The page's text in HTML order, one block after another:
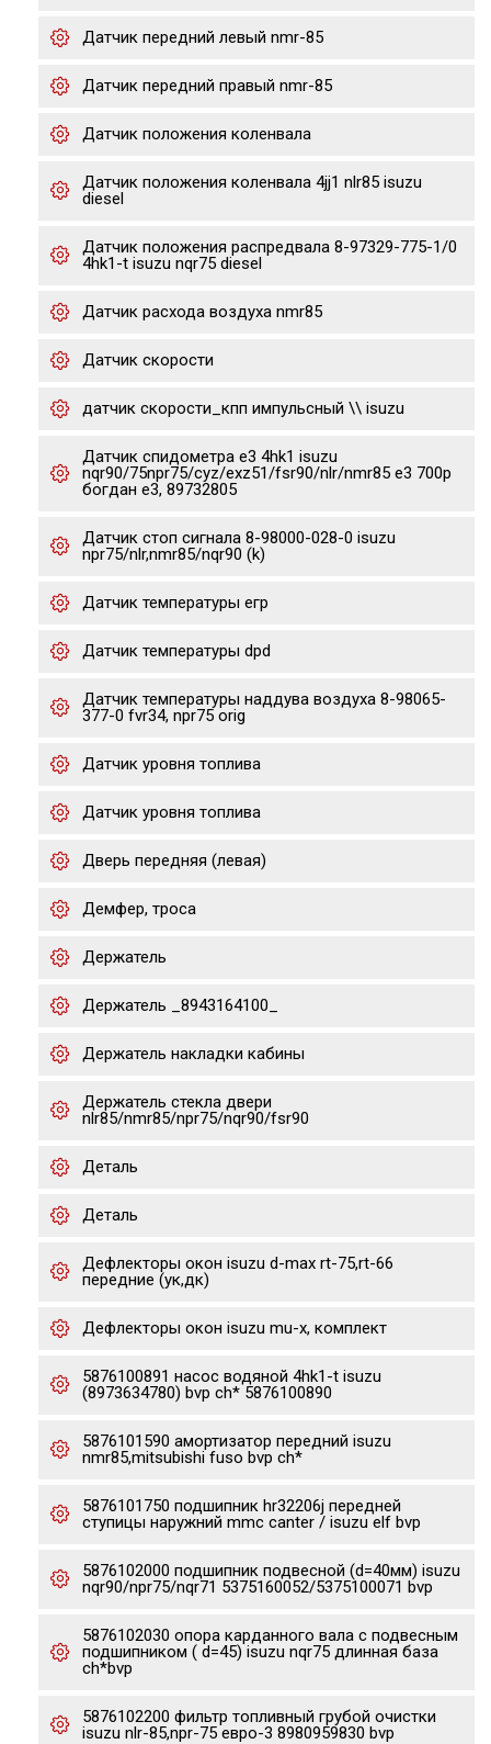
Датчик передний левый nmr-85
Датчик передний правый nmr-85
Датчик положения коленвала
Датчик положения коленвала 4jj1 nlr85 isuzu
diesel
Датчик положения распредвала 8-97329-775-1/0
4hk1-t isuzu nqr75 diesel
Датчик расхода воздуха nmr85
Датчик скорости
датчик скорости_кпп импульсный \\ isuzu
Датчик спидометра е3 4hk1 isuzu
nqr90/75npr75/cyz/exz51/fsr90/nlr/nmr85 e3 700p
богдан е3, 89732805
Датчик стоп сигнала 8-98000-028-0 isuzu
npr75/nlr,nmr85/nqr90 (k)
Датчик температуры егр
Датчик температуры dpd
Датчик температуры наддува воздуха 8-98065-
377-0 fvr34, npr75 orig
Датчик уровня топлива
Датчик уровня топлива
Дверь передняя (левая)
Демфер, троса
Держатель
Держатель _8943164100_
Держатель накладки кабины
Держатель стекла двери
nlr85/nmr85/npr75/nqr90/fsr90
Деталь
Деталь
Дефлекторы окон isuzu d-max rt-75,rt-66
передние (ук,дк)
Дефлекторы окон isuzu mu-x, комплект
5876100891 насос водяной 4hk1-t isuzu
(8973634780) bvp ch* 5876100890
5876101590 амортизатор передний isuzu
nmr85,mitsubishi fuso bvp ch*
5876101750 подшипник hr32206j передней
ступицы наружний mmc canter / isuzu elf bvp
5876102000 подшипник подвесной (d=40мм) isuzu
nqr90/npr75/nqr71 5375160052/5375100071 bvp
5876102030 опора карданного вала с подвесным
подшипником ( d=45) isuzu nqr75 длинная база
ch*bvp
5876102200 фильтр топливный грубой очистки
isuzu nlr-85,npr-75 евро-3 8980959830 bvp